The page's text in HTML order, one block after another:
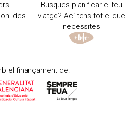
i
des
Busques planificar el teu
viatge? Ací tens tot el que
necessites
el finançament de: